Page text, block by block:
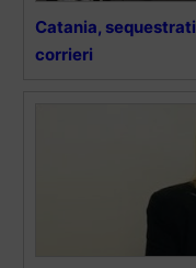
Catania,
corrieri